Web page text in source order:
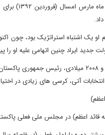
آخرین
او یک اشتباه استراتژیک بود، چون
جدید ایراد چنین اتهامی علیه
پرویز مشرف بین سال های ۲۰۰۱ و ۲۰۰۸
آتی، کرسی های زیادی در
در مجلس ملی فعلی پاکستان ۵۰ کرسی در اختیار